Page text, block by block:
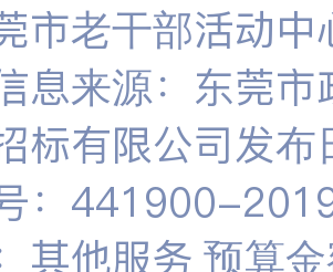
市老干部活动
息来源：东莞
标有限公司发
：441900-
其他服务 预算